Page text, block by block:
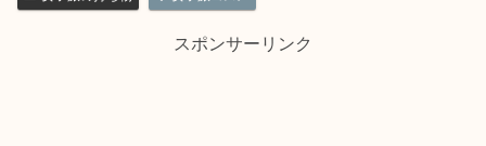
スポンサーリンク